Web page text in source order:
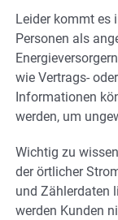
Leider kommt es
Personen als
wie Vertrags-
Informationen
werden, um
Wichtig zu
der örtlicher
und Zählerdaten
werden Kunden